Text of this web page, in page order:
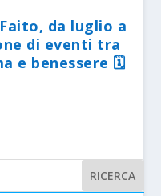
da luglio a
di eventi tra
e benessere 🗓